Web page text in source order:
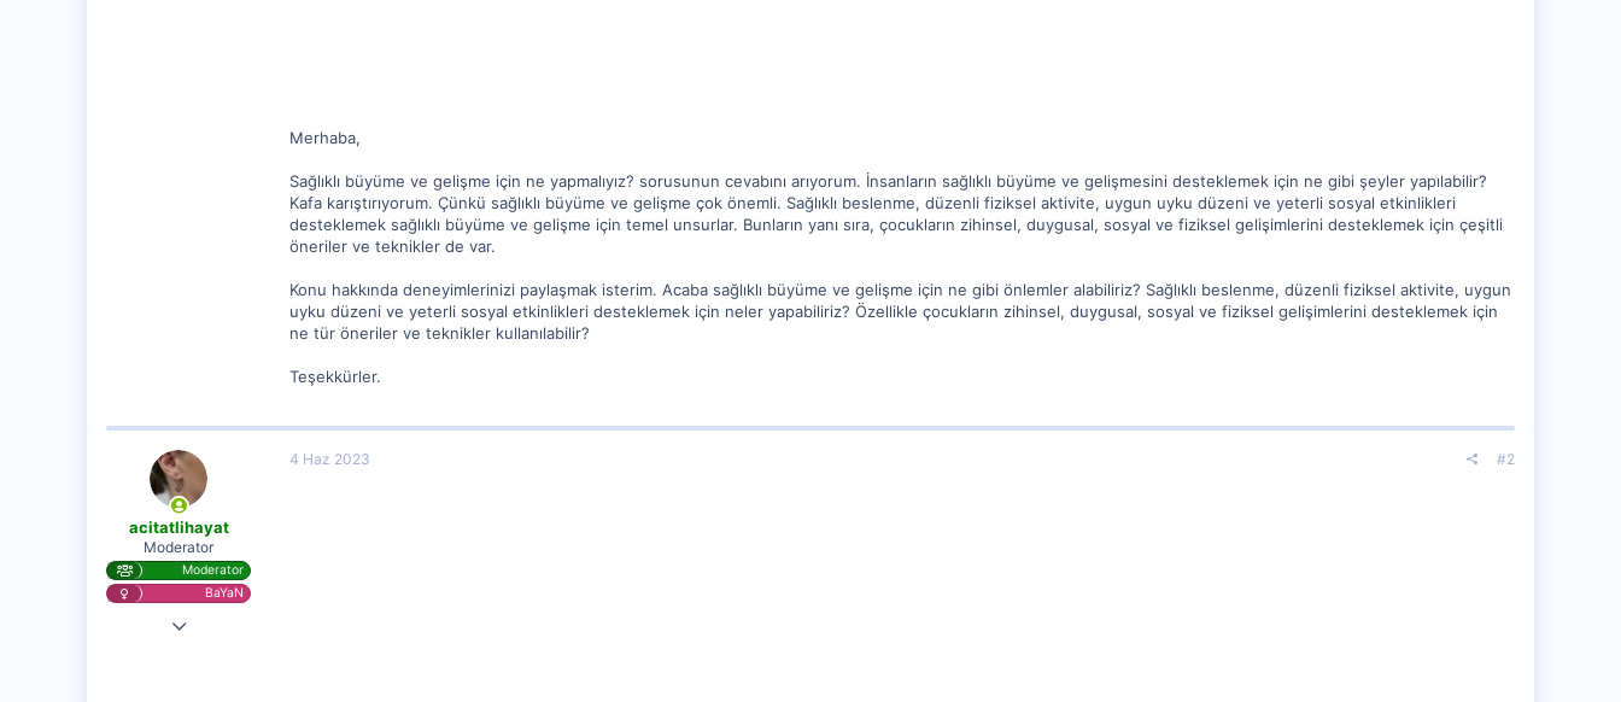
Merhaba,
Sağlıklı büyüme ve gelişme için ne yapmalıyız? sorusunun cevabını arıyorum. İnsanların sağlıklı büyüme ve gelişmesini desteklemek için ne gibi şeyler yapılabilir?
Kafa karıştırıyorum. Çünkü sağlıklı büyüme ve gelişme çok önemli. Sağlıklı beslenme, düzenli fiziksel aktivite, uygun uyku düzeni ve yeterli sosyal etkinlikleri
desteklemek sağlıklı büyüme ve gelişme için temel unsurlar. Bunların yanı sıra, çocukların zihinsel, duygusal, sosyal ve fiziksel gelişimlerini desteklemek için çeşitli
öneriler ve teknikler de var.
Konu hakkında deneyimlerinizi paylaşmak isterim. Acaba sağlıklı büyüme ve gelişme için ne gibi önlemler alabiliriz? Sağlıklı beslenme, düzenli fiziksel aktivite, uygun
uyku düzeni ve yeterli sosyal etkinlikleri desteklemek için neler yapabiliriz? Özellikle çocukların zihinsel, duygusal, sosyal ve fiziksel gelişimlerini desteklemek için
ne tür öneriler ve teknikler kullanılabilir?
Teşekkürler.
acitatlihayat
Moderator
Moderator
BaYaN
28 Kas 2020
4 Haz 2023 #2